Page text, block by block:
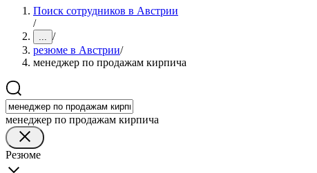
Поиск сотрудников в Австрии
/
... /
резюме в Австрии/
менеджер по продажам кирпича
менеджер по продажам кирпича
Резюме